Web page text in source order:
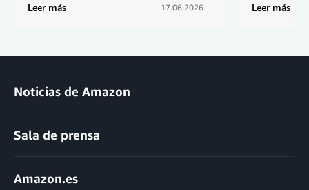
Leer más 17.06.2026 Leer más
Noticias de Amazon
Sala de prensa
Amazon.es